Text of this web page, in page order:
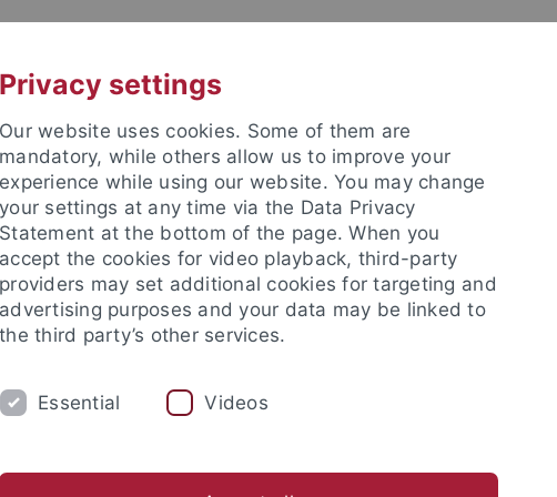
ARBEITSGRUPPEN
Privacy settings
Our website uses cookies. Some of them are
mandatory, while others allow us to improve your
experience while using our website. You may change
your settings at any time via the Data Privacy
Statement at the bottom of the page. When you
accept the cookies for video playback, third-party
providers may set additional cookies for targeting and
advertising purposes and your data may be linked to
the third party’s other services.
Essential Videos